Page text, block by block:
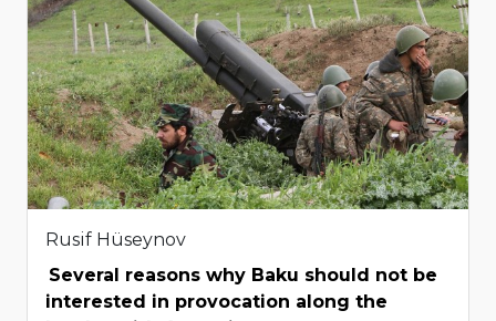
Rusif Hüseynov
Several reasons why Baku should not be
interested in provocation along the